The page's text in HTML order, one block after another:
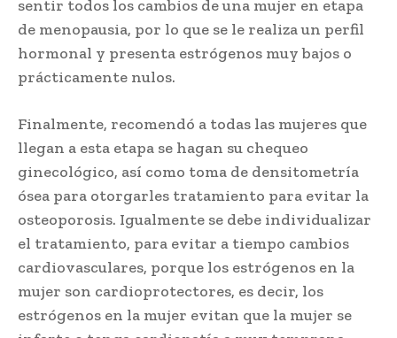
sentir todos los cambios de una mujer en etapa
de menopausia, por lo que se le realiza un perfil
hormonal y presenta estrógenos muy bajos o
prácticamente nulos.
Finalmente, recomendó a todas las mujeres que
llegan a esta etapa se hagan su chequeo
ginecológico, así como toma de densitometría
ósea para otorgarles tratamiento para evitar la
osteoporosis. Igualmente se debe individualizar
el tratamiento, para evitar a tiempo cambios
cardiovasculares, porque los estrógenos en la
mujer son cardioprotectores, es decir, los
estrógenos en la mujer evitan que la mujer se